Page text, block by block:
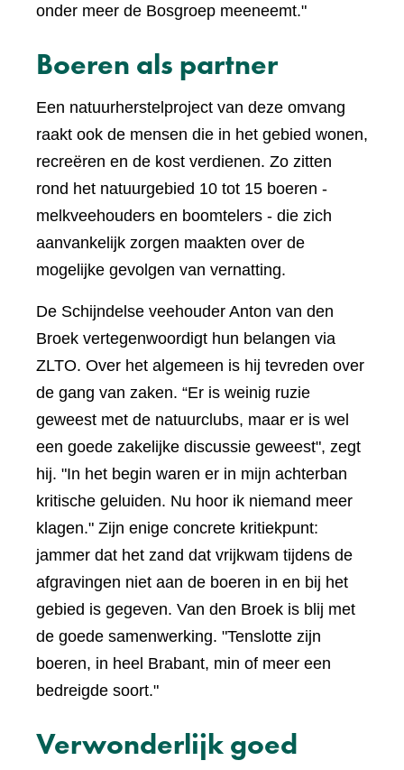
onder meer de Bosgroep meeneemt."
Boeren als partner
Een natuurherstelproject van deze omvang
raakt ook de mensen die in het gebied wonen,
recreëren en de kost verdienen. Zo zitten
rond het natuurgebied 10 tot 15 boeren -
melkveehouders en boomtelers - die zich
aanvankelijk zorgen maakten over de
mogelijke gevolgen van vernatting.
De Schijndelse veehouder Anton van den
Broek vertegenwoordigt hun belangen via
ZLTO. Over het algemeen is hij tevreden over
de gang van zaken. “Er is weinig ruzie
geweest met de natuurclubs, maar er is wel
een goede zakelijke discussie geweest", zegt
hij. "In het begin waren er in mijn achterban
kritische geluiden. Nu hoor ik niemand meer
klagen." Zijn enige concrete kritiekpunt:
jammer dat het zand dat vrijkwam tijdens de
afgravingen niet aan de boeren in en bij het
gebied is gegeven. Van den Broek is blij met
de goede samenwerking. "Tenslotte zijn
boeren, in heel Brabant, min of meer een
bedreigde soort."
Verwonderlijk goed